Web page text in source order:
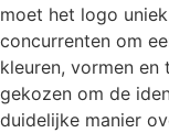
moet het logo
concurrenten om
kleuren, vormen
gekozen om de
duidelijke manier